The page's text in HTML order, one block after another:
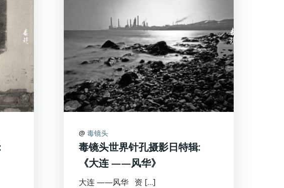
@ 毒镜头
毒镜头世界针孔摄影日特辑:
《大连 ——风华》
大连 ——风华 资 […]